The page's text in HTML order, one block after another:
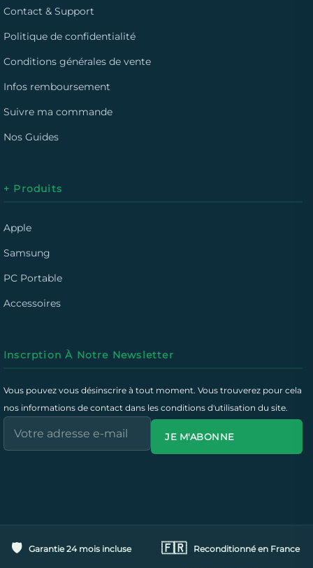
Contact & Support
Politique de confidentialité
Conditions générales de vente
Infos remboursement
Suivre ma commande
Nos Guides
+ Produits
Apple
Samsung
PC Portable
Accessoires
Inscrption À Notre Newsletter
Vous pouvez vous désinscrire à tout moment. Vous trouverez pour cela
nos informations de contact dans les conditions d'utilisation du site.
JE M'ABONNE
🛡️ Garantie 24 mois incluse 🇫🇷 Reconditionné en France